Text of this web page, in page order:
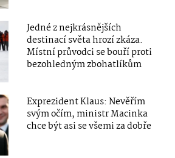
Jedné z nejkrásnějších
destinací světa hrozí zkáza.
Místní průvodci se bouří proti
bezohledným zbohatlíkům
Exprezident Klaus: Nevěřím
svým očím, ministr Macinka
chce být asi se všemi za dobře